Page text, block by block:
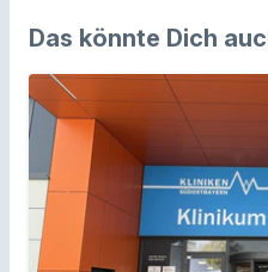
Das könnte Dich